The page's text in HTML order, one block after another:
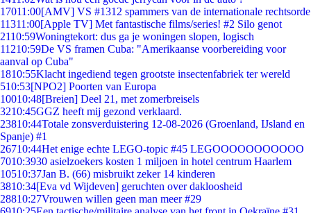
17011:00[AMV] VS #1312 spammers van de internationale rechtsorde
11311:00[Apple TV] Met fantastische films/series! #2 Silo genot
2110:59Woningtekort: dus ga je woningen slopen, logisch
11210:59De VS framen Cuba: "Amerikaanse voorbereiding voor
aanval op Cuba"
1810:55Klacht ingediend tegen grootste insectenfabriek ter wereld
510:53[NPO2] Poorten van Europa
10010:48[Breien] Deel 21, met zomerbreisels
3210:45GGZ heeft mij gezond verklaard.
23810:44Totale zonsverduistering 12-08-2026 (Groenland, IJsland en
Spanje) #1
26710:44Het enige echte LEGO-topic #45 LEGOOOOOOOOOOO
7010:3930 asielzoekers kosten 1 miljoen in hotel centrum Haarlem
10510:37Jan B. (66) misbruikt zeker 14 kinderen
3810:34[Eva vd Wijdeven] geruchten over dakloosheid
28810:27Vrouwen willen geen man meer #29